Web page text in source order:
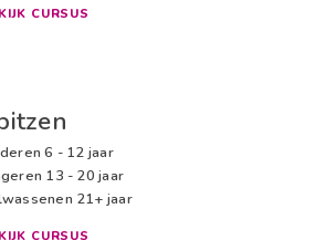
CURSUS
6 - 12 jaar
13 - 20 jaar
21+ jaar
CURSUS